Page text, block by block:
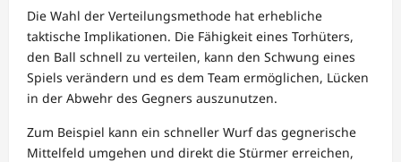
Die Wahl der Verteilungsmethode hat erhebliche
taktische Implikationen. Die Fähigkeit eines Torhüters,
den Ball schnell zu verteilen, kann den Schwung eines
Spiels verändern und es dem Team ermöglichen, Lücken
in der Abwehr des Gegners auszunutzen.
Zum Beispiel kann ein schneller Wurf das gegnerische
Mittelfeld umgehen und direkt die Stürmer erreichen,